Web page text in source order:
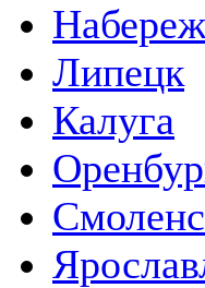
Липецк
Калуга